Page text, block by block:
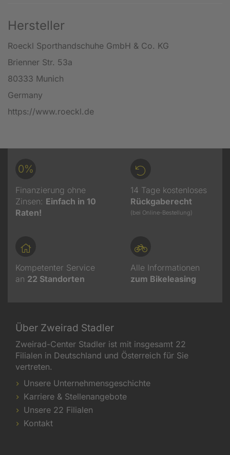
Hersteller
Roeckl Sporthandschuhe GmbH & Co. KG
Brienner Str. 53a
80333 Munich
Germany
https://www.roeckl.de
0%
Finanzierung ohne
Zinsen: Einfach in 10
Raten!
14 Tage kostenloses
Rückgaberecht
(bei Online-Bestellung)
Kompetenter Service
an 22 Standorten
Alle Informationen
zum Bikeleasing
Über Zweirad Stadler
Zweirad-Center Stadler ist mit insgesamt 22
Filialen in Deutschland und Österreich für Sie
vertreten.
Unsere Unternehmensgeschichte
Karriere & Stellenangebote
Unsere 22 Filialen
Kontakt